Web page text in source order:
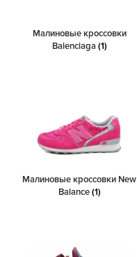
Малиновые кроссовки
Balenciaga (1)
Малиновые кроссовки New
Balance(1)